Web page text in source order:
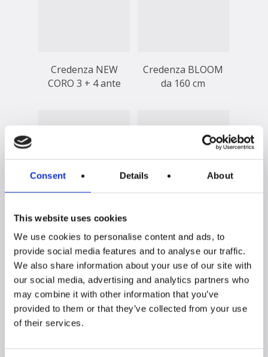
Consent Details About
This website uses cookies
We use cookies to personalise content and ads, to
provide social media features and to analyse our traffic.
We also share information about your use of our site with
our social media, advertising and analytics partners who
may combine it with other information that you’ve
provided to them or that they’ve collected from your use
of their services.
Credenza NEW
CORO 3 + 4 ante
Credenza BLOOM
da 160 cm
Credenza BLOOM
da 180 cm
da 200 cm
1 2 3 4 Next